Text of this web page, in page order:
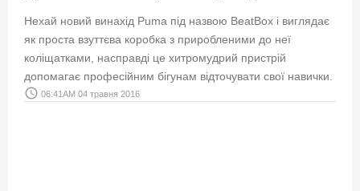
Нехай новий винахід Puma під назвою BeatBox і виглядає
як проста взуттєва коробка з приробленими до неї
коліщатками, насправді це хитромудрий пристрій
допомагає професійним бігунам відточувати свої навички.
access_time 06:41AM 04 травня 2016